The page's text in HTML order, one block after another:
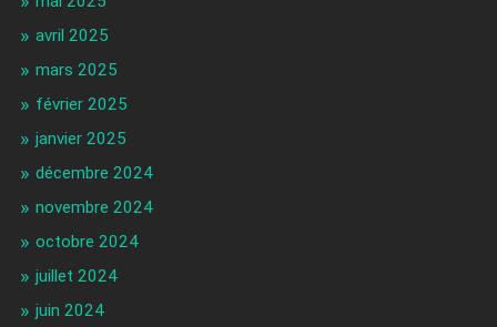
avril 2025
mars 2025
février 2025
janvier 2025
décembre 2024
novembre 2024
octobre 2024
juillet 2024
juin 2024